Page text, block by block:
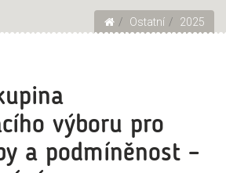
Ostatní 2025
výboru pro
a podmíněnost –